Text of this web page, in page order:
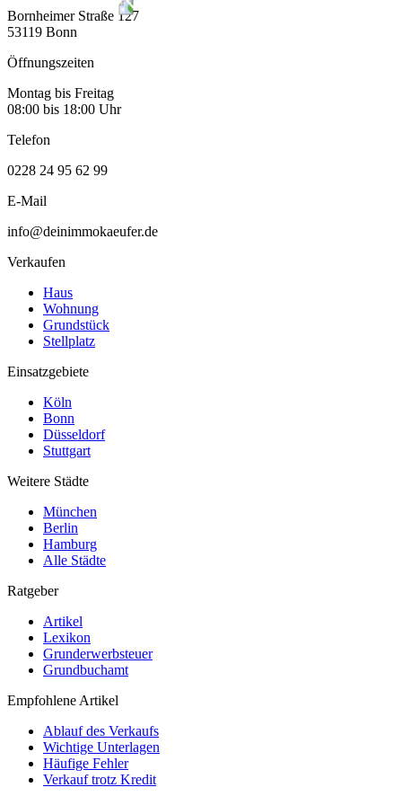
Bornheimer Straße 127
53119 Bonn
Öffnungszeiten
Montag bis Freitag
08:00 bis 18:00 Uhr
Telefon
0228 24 95 62 99
E-Mail
info@deinimmokaeufer.de
Verkaufen
Haus
Wohnung
Grundstück
Stellplatz
Einsatzgebiete
Köln
Bonn
Düsseldorf
Stuttgart
Weitere Städte
München
Berlin
Hamburg
Alle Städte
Ratgeber
Artikel
Lexikon
Grunderwerbsteuer
Grundbuchamt
Empfohlene Artikel
Ablauf des Verkaufs
Wichtige Unterlagen
Häufige Fehler
Verkauf trotz Kredit